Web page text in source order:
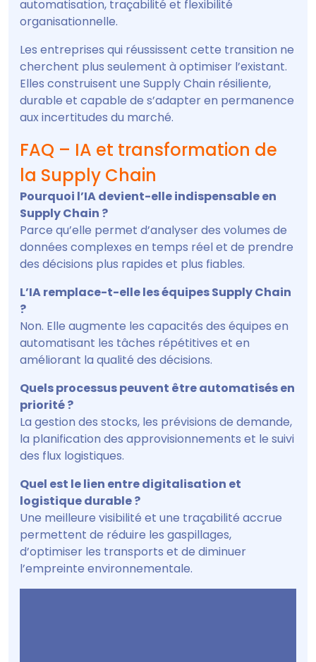
automatisation, traçabilité et flexibilité
organisationnelle.
Les entreprises qui réussissent cette transition ne
cherchent plus seulement à optimiser l’existant.
Elles construisent une Supply Chain résiliente,
durable et capable de s’adapter en permanence
aux incertitudes du marché.
FAQ – IA et transformation de
la Supply Chain
Pourquoi l’IA devient-elle indispensable en
Supply Chain ?
Parce qu’elle permet d’analyser des volumes de
données complexes en temps réel et de prendre
des décisions plus rapides et plus fiables.
L’IA remplace-t-elle les équipes Supply Chain
?
Non. Elle augmente les capacités des équipes en
automatisant les tâches répétitives et en
améliorant la qualité des décisions.
Quels processus peuvent être automatisés en
priorité ?
La gestion des stocks, les prévisions de demande,
la planification des approvisionnements et le suivi
des flux logistiques.
Quel est le lien entre digitalisation et
logistique durable ?
Une meilleure visibilité et une traçabilité accrue
permettent de réduire les gaspillages,
d’optimiser les transports et de diminuer
l’empreinte environnementale.